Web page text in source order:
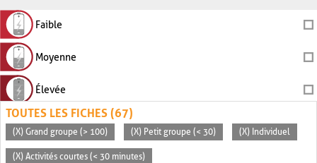
Faible
Moyenne
Élevée
TOUTES LES FICHES (67)
(X) Grand groupe (> 100) (X) Petit groupe (< 30) (X) Individuel
(X) Activités courtes (< 30 minutes)